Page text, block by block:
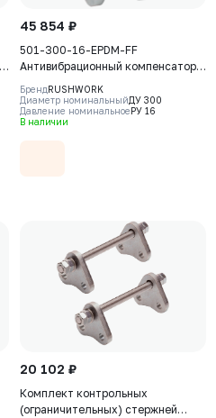
45 854 ₽
501-300-16-EPDM-FF
Антивибрационный компенсатор
фланцевый Rushwork, DN300
PN16, Т макс 110С
БрендRUSHWORK
Диаметр номинальныйДУ 300
Давление номинальноеРУ 16
В наличии
20 102 ₽
Комплект контрольных
(ограничительных) стержней